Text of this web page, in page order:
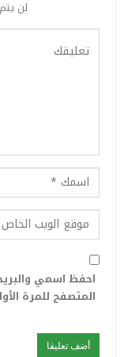
لن
احفظ اسمي
المتصفح للمرة